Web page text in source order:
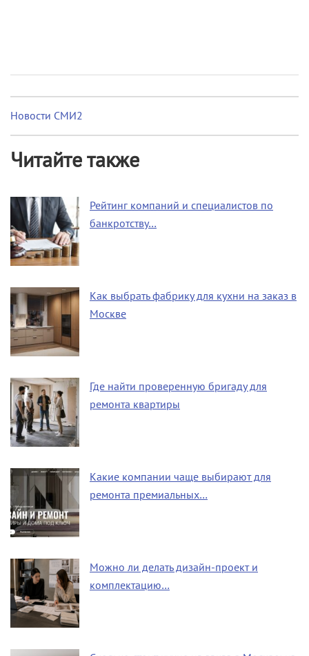
Новости СМИ2
Читайте также
Рейтинг компаний и специалистов по
банкротству…
Как выбрать фабрику для кухни на заказ в
Москве
Где найти проверенную бригаду для
ремонта квартиры
Какие компании чаще выбирают для
ремонта премиальных…
Можно ли делать дизайн-проект и
комплектацию…